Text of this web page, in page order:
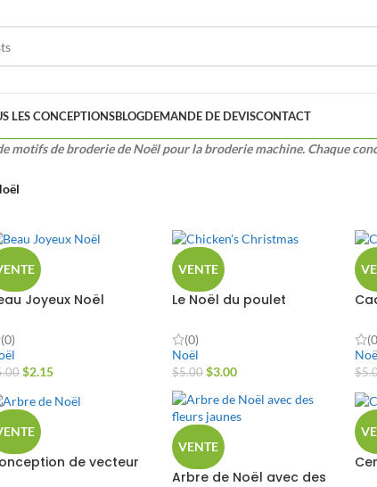
LES CONCEPTIONSBLOGDEMANDE DE DEVISCONTACT
motifs de broderie de Noël pour la broderie machine. Chaque
Joyeux Noël
(0)
$2.15
VENTE
Le Noël du poulet
(0)
Noël
$5.00 $3.00 $
de vecteur
VENTE
Arbre de Noël avec des